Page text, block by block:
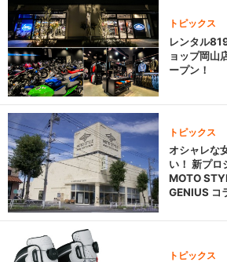
トピックス
レンタル
ョップ岡山
ープン！
トピックス
オシャレな
い！ 新プロ
MOTO
GENIUS コ
トピックス